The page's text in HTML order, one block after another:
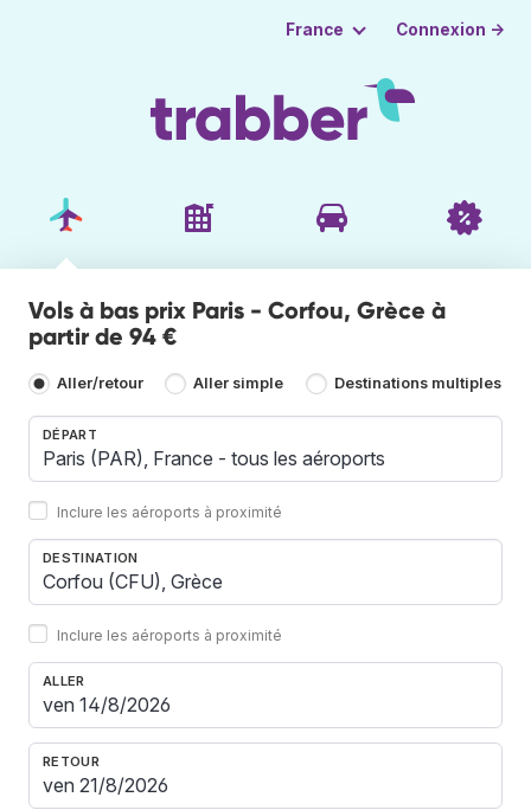
France Connexion →
Vols à bas prix Paris - Corfou, Grèce à
partir de 94 €
Aller/retour Aller simple Destinations multiples
DÉPART
Inclure les aéroports à proximité
DESTINATION
Inclure les aéroports à proximité
ALLER
RETOUR